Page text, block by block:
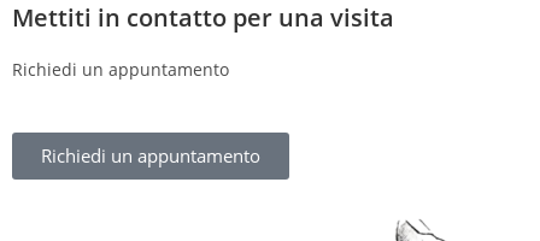
Mettiti in contatto per una visita
Richiedi un appuntamento
Richiedi un appuntamento